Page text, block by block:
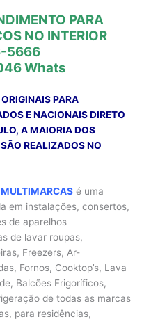
PARA
NO INTERIOR
5666
Whats
PARA
E NACIONAIS DIRETO
A MAIORIA DOS
REALIZADOS NO
MULTIMARCAS é uma
em instalações, consertos,
de aparelhos
de lavar roupas,
Freezers, Ar-
Fornos, Cooktop’s, Lava
Balcões Frigoríficos,
de todas as marcas
para residências,